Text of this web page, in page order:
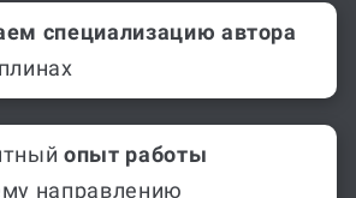
специализацию автора
опыт работы
направлению